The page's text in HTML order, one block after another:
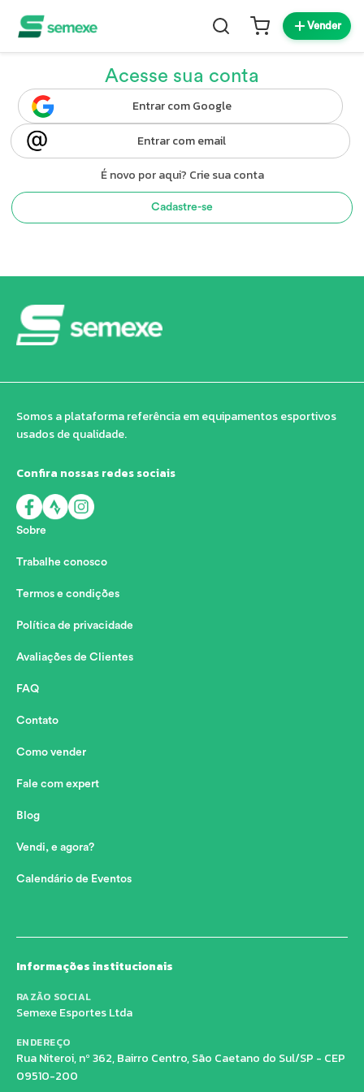
Vender
Acesse sua conta
Entrar com Google
Entrar com email
É novo por aqui? Crie sua conta
Cadastre-se
Somos a plataforma referência em equipamentos esportivos
usados de qualidade.
Confira nossas redes sociais
Sobre
Trabalhe conosco
Termos e condições
Política de privacidade
Avaliações de Clientes
FAQ
Contato
Como vender
Fale com expert
Blog
Vendi, e agora?
Calendário de Eventos
Informações institucionais
RAZÃO SOCIAL
Semexe Esportes Ltda
ENDEREÇO
Rua Niteroi, nº 362, Bairro Centro, São Caetano do Sul/SP - CEP
09510-200